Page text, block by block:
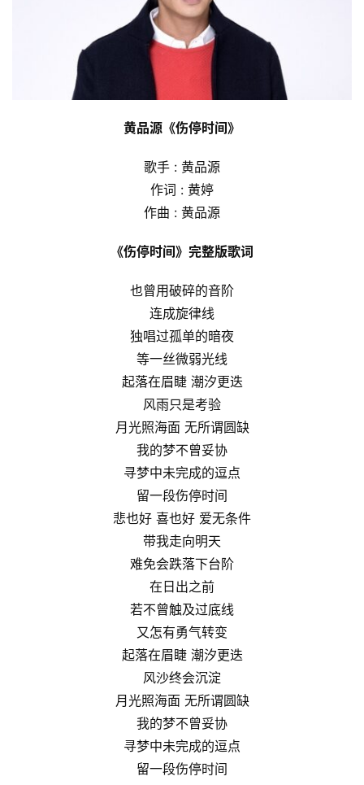
黄品源《伤停时间》
歌手 : 黄品源
作词 : 黄婷
作曲 : 黄品源
《伤停时间》完整版歌词
也曾用破碎的音阶
连成旋律线
独唱过孤单的暗夜
等一丝微弱光线
起落在眉睫 潮汐更迭
风雨只是考验
月光照海面 无所谓圆缺
我的梦不曾妥协
寻梦中未完成的逗点
留一段伤停时间
悲也好 喜也好 爱无条件
带我走向明天
难免会跌落下台阶
在日出之前
若不曾触及过底线
又怎有勇气转变
起落在眉睫 潮汐更迭
风沙终会沉淀
月光照海面 无所谓圆缺
我的梦不曾妥协
寻梦中未完成的逗点
留一段伤停时间